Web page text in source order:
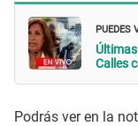
PUEDES
Calles
Podrás ver en la